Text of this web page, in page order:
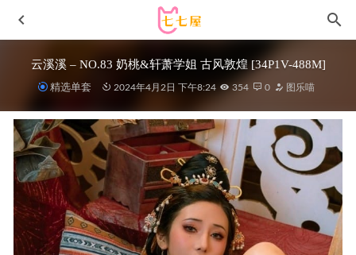
云溪溪 – NO.83 奶桃&轩萧学姐 古风敦煌 [34P1V-488M]
精选单套 2024年4月2日 下午8:24 354 0 图乐喵
九曲Jean NO.129 涩九九 – 暗黑玫瑰[30P-351M] 2023-12-21
[Xiuren秀人网]2023.07.07 NO.7044 妲己_Toxic[60+1P／